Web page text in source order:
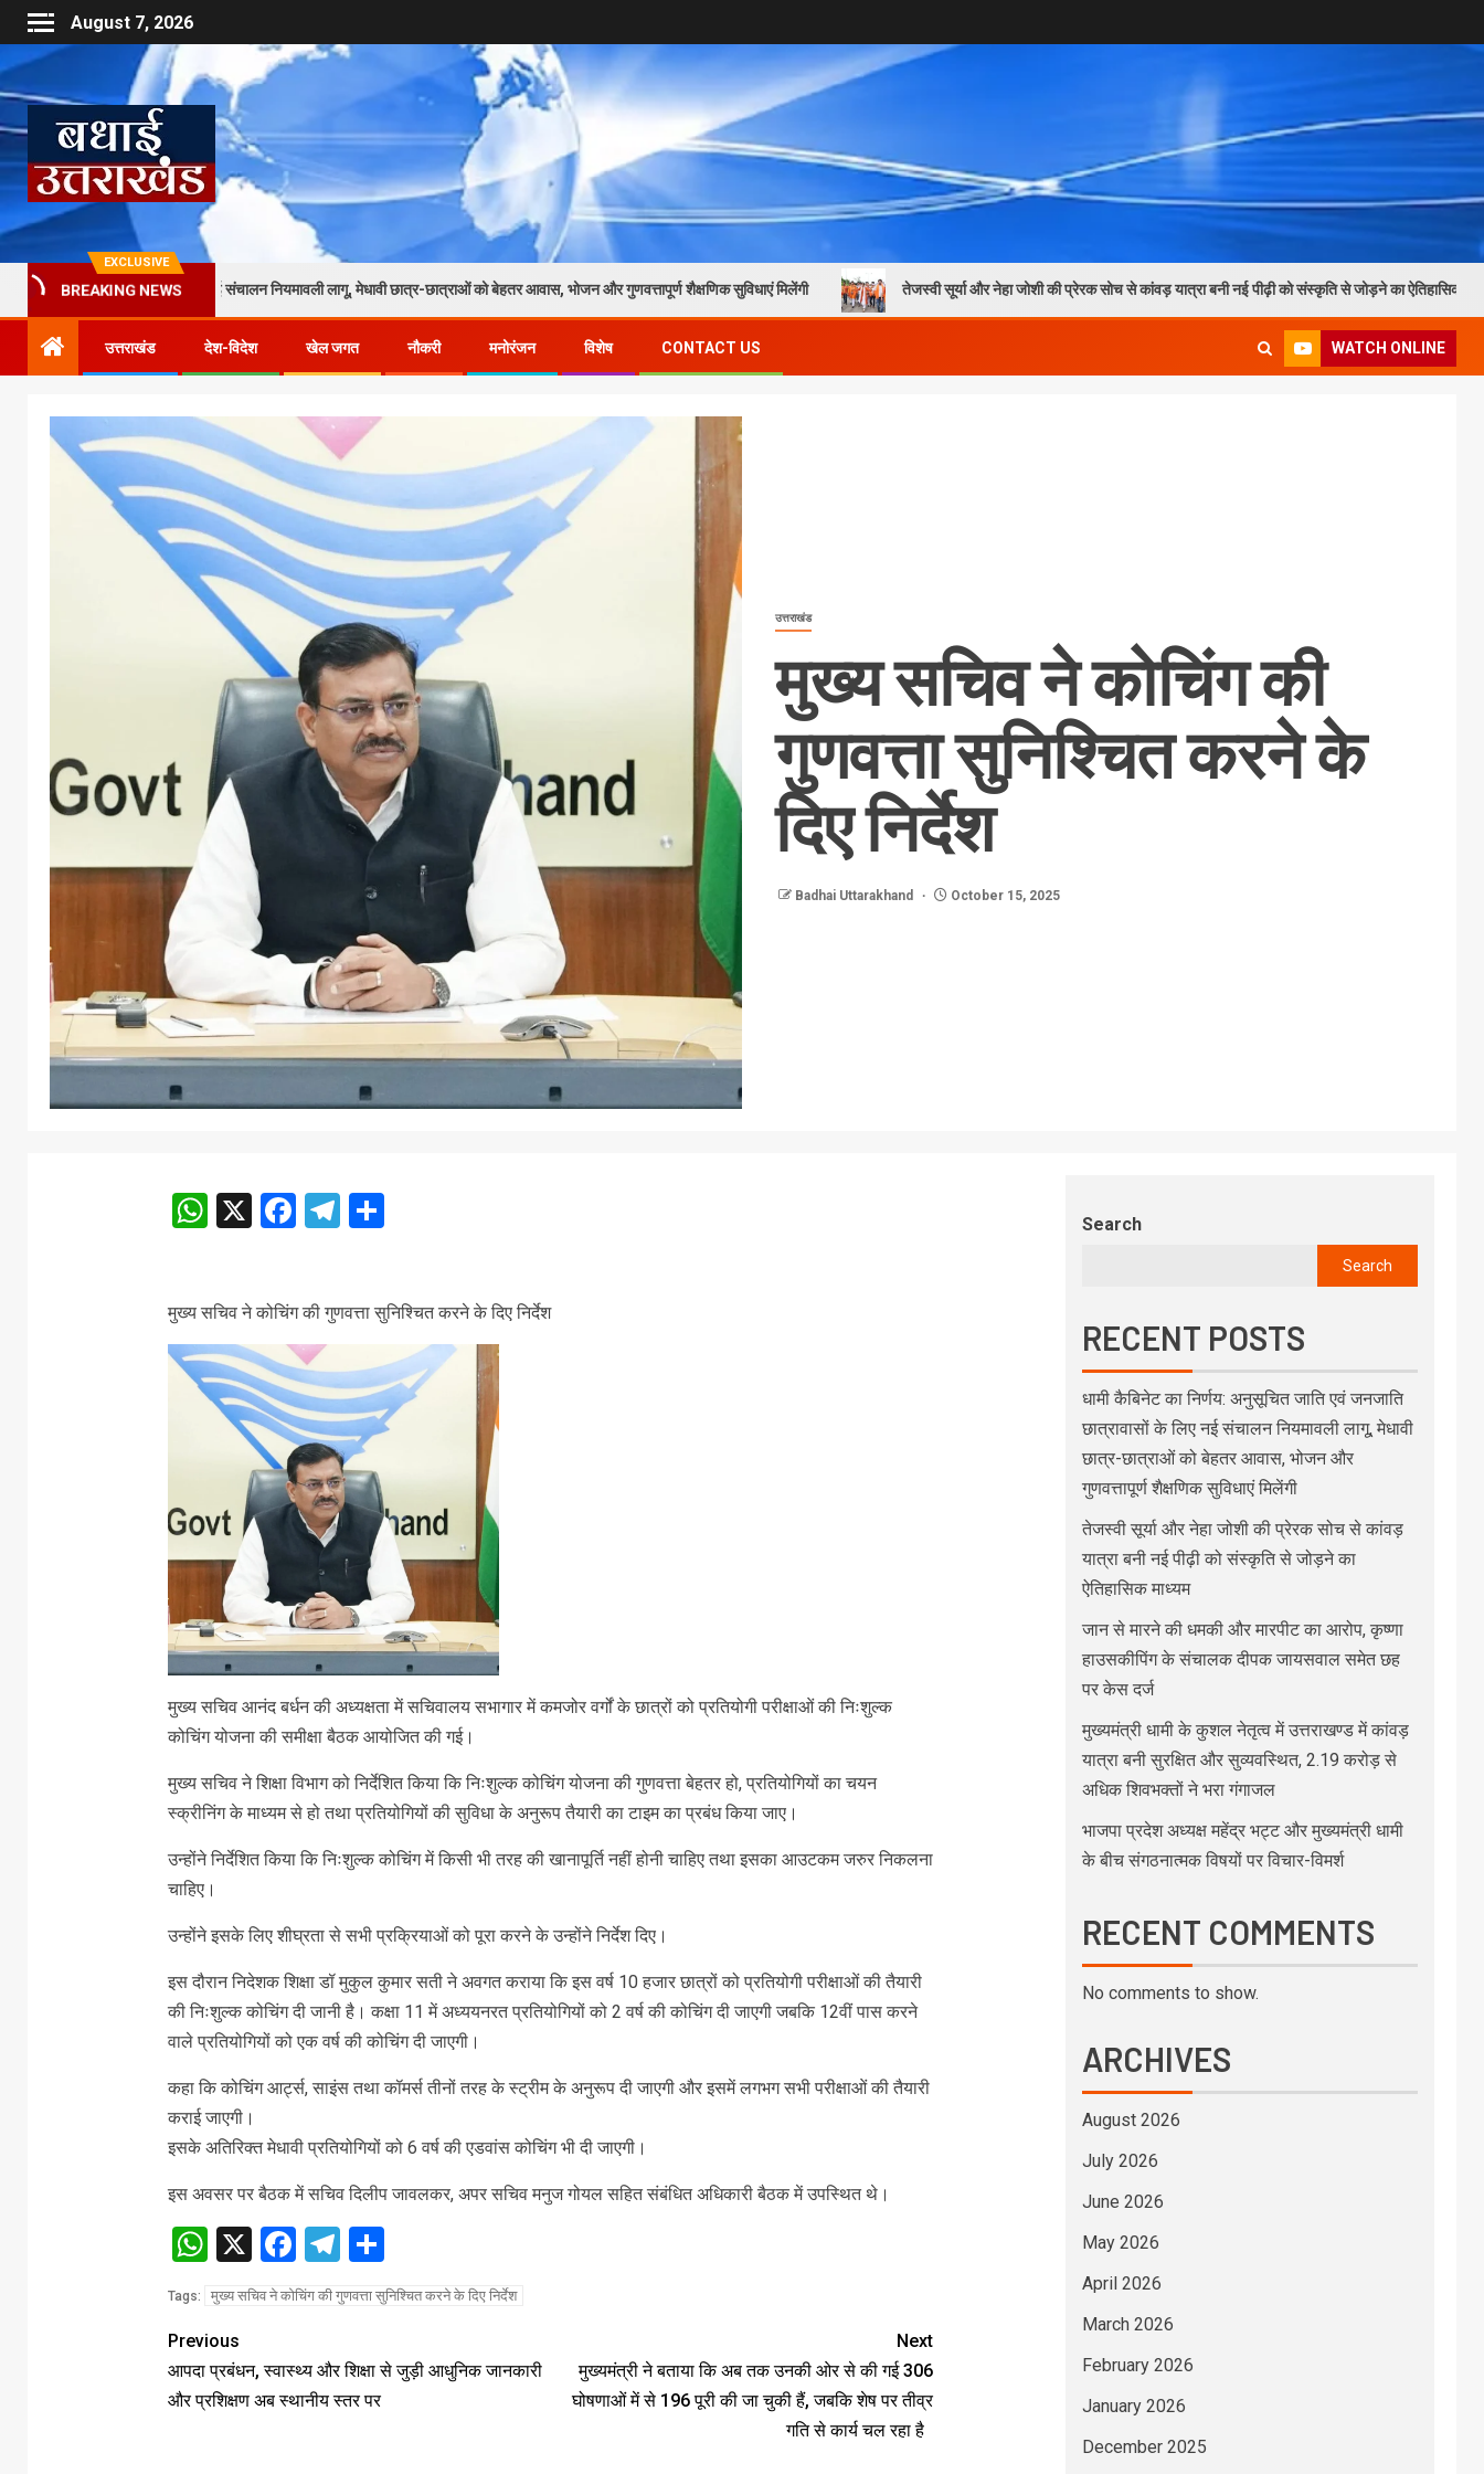
August 7, 2026
EXCLUSIVE
BREAKING NEWS
के लिए नई संचालन नियमावली लागू, मेधावी छात्र-छात्राओं को बेहतर आवास, भोजन और गुणवत्तापूर्ण शैक्षणिक सुविधाएं मिलेंगी तेजस्वी सूर्या और नेहा जोशी की प्रेरक सोच से कांवड़ यात्रा बनी नई पीढ़ी को संस्कृति से जोड़ने का ऐतिहासिक माध्यम
उत्तराखंड देश-विदेश खेल जगत नौकरी मनोरंजन विशेष CONTACT US WATCH ONLINE
उत्तराखंड
मुख्य सचिव ने कोचिंग की
गुणवत्ता सुनिश्चित करने के
दिए निर्देश
Badhai Uttarakhand October 15, 2025
WhatsApp
X Facebook
Telegram
Share
मुख्य सचिव ने कोचिंग की गुणवत्ता सुनिश्चित करने के दिए निर्देश
मुख्य सचिव आनंद बर्धन की अध्यक्षता में सचिवालय सभागार में कमजोर वर्गों के छात्रों को प्रतियोगी परीक्षाओं की निःशुल्क
कोचिंग योजना की समीक्षा बैठक आयोजित की गई।
मुख्य सचिव ने शिक्षा विभाग को निर्देशित किया कि निःशुल्क कोचिंग योजना की गुणवत्ता बेहतर हो, प्रतियोगियों का चयन
स्क्रीनिंग के माध्यम से हो तथा प्रतियोगियों की सुविधा के अनुरूप तैयारी का टाइम का प्रबंध किया जाए।
उन्होंने निर्देशित किया कि निःशुल्क कोचिंग में किसी भी तरह की खानापूर्ति नहीं होनी चाहिए तथा इसका आउटकम जरुर निकलना
चाहिए।
उन्होंने इसके लिए शीघ्रता से सभी प्रक्रियाओं को पूरा करने के उन्होंने निर्देश दिए।
इस दौरान निदेशक शिक्षा डॉ मुकुल कुमार सती ने अवगत कराया कि इस वर्ष 10 हजार छात्रों को प्रतियोगी परीक्षाओं की तैयारी
की निःशुल्क कोचिंग दी जानी है। कक्षा 11 में अध्ययनरत प्रतियोगियों को 2 वर्ष की कोचिंग दी जाएगी जबकि 12वीं पास करने
वाले प्रतियोगियों को एक वर्ष की कोचिंग दी जाएगी।
कहा कि कोचिंग आर्ट्स, साइंस तथा कॉमर्स तीनों तरह के स्ट्रीम के अनुरूप दी जाएगी और इसमें लगभग सभी परीक्षाओं की तैयारी
कराई जाएगी।
इसके अतिरिक्त मेधावी प्रतियोगियों को 6 वर्ष की एडवांस कोचिंग भी दी जाएगी।
इस अवसर पर बैठक में सचिव दिलीप जावलकर, अपर सचिव मनुज गोयल सहित संबंधित अधिकारी बैठक में उपस्थित थे।
WhatsApp
X Facebook
Telegram
Share
Tags: मुख्य सचिव ने कोचिंग की गुणवत्ता सुनिश्चित करने के दिए निर्देश
Previous
आपदा प्रबंधन, स्वास्थ्य और शिक्षा से जुड़ी आधुनिक जानकारी
और प्रशिक्षण अब स्थानीय स्तर पर
Next
मुख्यमंत्री ने बताया कि अब तक उनकी ओर से की गई 306
घोषणाओं में से 196 पूरी की जा चुकी हैं, जबकि शेष पर तीव्र
गति से कार्य चल रहा है
Search
Search
RECENT POSTS
धामी कैबिनेट का निर्णय: अनुसूचित जाति एवं जनजाति
छात्रावासों के लिए नई संचालन नियमावली लागू, मेधावी
छात्र-छात्राओं को बेहतर आवास, भोजन और
गुणवत्तापूर्ण शैक्षणिक सुविधाएं मिलेंगी
तेजस्वी सूर्या और नेहा जोशी की प्रेरक सोच से कांवड़
यात्रा बनी नई पीढ़ी को संस्कृति से जोड़ने का
ऐतिहासिक माध्यम
जान से मारने की धमकी और मारपीट का आरोप, कृष्णा
हाउसकीपिंग के संचालक दीपक जायसवाल समेत छह
पर केस दर्ज
मुख्यमंत्री धामी के कुशल नेतृत्व में उत्तराखण्ड में कांवड़
यात्रा बनी सुरक्षित और सुव्यवस्थित, 2.19 करोड़ से
अधिक शिवभक्तों ने भरा गंगाजल
भाजपा प्रदेश अध्यक्ष महेंद्र भट्ट और मुख्यमंत्री धामी
के बीच संगठनात्मक विषयों पर विचार-विमर्श
RECENT COMMENTS
No comments to show.
ARCHIVES
August 2026
July 2026
June 2026
May 2026
April 2026
March 2026
February 2026
January 2026
December 2025